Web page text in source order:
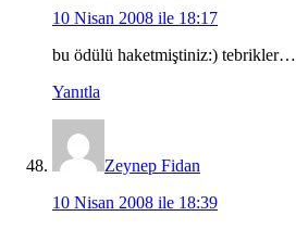
10 Nisan 2008 ile 18:17
bu ödülü haketmiştiniz:) tebrikler…
Yanıtla
Zeynep Fidan
10 Nisan 2008 ile 18:39